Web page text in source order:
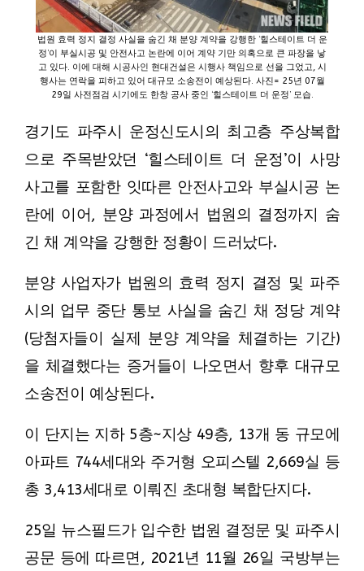
법원 효력 정지 결정 사실을 숨긴 채 분양 계약을 강행한 ‘힐스테이트 더 운
정’이 부실시공 및 안전사고 논란에 이어 계약 기만 의혹으로 큰 파장을 낳
고 있다. 이에 대해 시공사인 현대건설은 시행사 책임으로 선을 그었고, 시
행사는 연락을 피하고 있어 대규모 소송전이 예상된다. 사진= 25년 07월
29일 사전점검 시기에도 한창 공사 중인 ‘힐스테이트 더 운정’ 모습.
경기도 파주시 운정신도시의 최고층 주상복합
으로 주목받았던 ‘힐스테이트 더 운정’이 사망
사고를 포함한 잇따른 안전사고와 부실시공 논
란에 이어, 분양 과정에서 법원의 결정까지 숨
긴 채 계약을 강행한 정황이 드러났다.
분양 사업자가 법원의 효력 정지 결정 및 파주
시의 업무 중단 통보 사실을 숨긴 채 정당 계약
(당첨자들이 실제 분양 계약을 체결하는 기간)
을 체결했다는 증거들이 나오면서 향후 대규모
소송전이 예상된다.
이 단지는 지하 5층~지상 49층, 13개 동 규모에
아파트 744세대와 주거형 오피스텔 2,669실 등
총 3,413세대로 이뤄진 초대형 복합단지다.
25일 뉴스필드가 입수한 법원 결정문 및 파주시
공문 등에 따르면, 2021년 11월 26일 국방부는